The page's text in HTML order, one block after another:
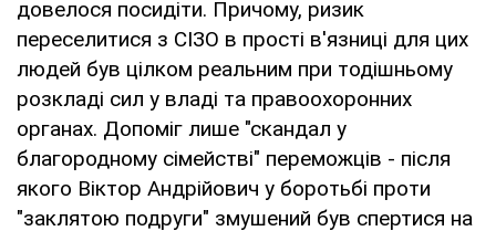
довелося посидіти. Причому, ризик
переселитися з СІЗО в прості в'язниці для цих
людей був цілком реальним при тодішньому
розкладі сил у владі та правоохоронних
органах. Допоміг лише "скандал у
благородному сімействі" переможців - після
якого Віктор Андрійович у боротьбі проти
"заклятою подруги" змушений був спертися на